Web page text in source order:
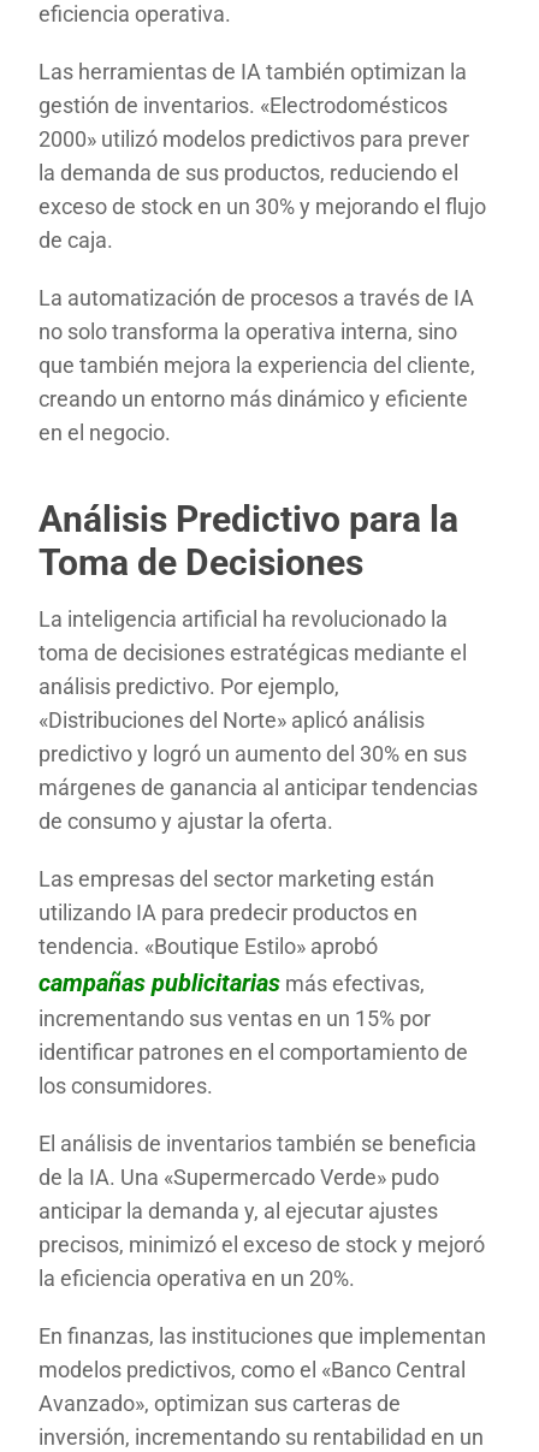
eficiencia operativa.
Las herramientas de IA también optimizan la
gestión de inventarios. «Electrodomésticos
2000» utilizó modelos predictivos para prever
la demanda de sus productos, reduciendo el
exceso de stock en un 30% y mejorando el flujo
de caja.
La automatización de procesos a través de IA
no solo transforma la operativa interna, sino
que también mejora la experiencia del cliente,
creando un entorno más dinámico y eficiente
en el negocio.
Análisis Predictivo para la
Toma de Decisiones
La inteligencia artificial ha revolucionado la
toma de decisiones estratégicas mediante el
análisis predictivo. Por ejemplo,
«Distribuciones del Norte» aplicó análisis
predictivo y logró un aumento del 30% en sus
márgenes de ganancia al anticipar tendencias
de consumo y ajustar la oferta.
Las empresas del sector marketing están
utilizando IA para predecir productos en
tendencia. «Boutique Estilo» aprobó
campañas publicitarias más efectivas,
incrementando sus ventas en un 15% por
identificar patrones en el comportamiento de
los consumidores.
El análisis de inventarios también se beneficia
de la IA. Una «Supermercado Verde» pudo
anticipar la demanda y, al ejecutar ajustes
precisos, minimizó el exceso de stock y mejoró
la eficiencia operativa en un 20%.
En finanzas, las instituciones que implementan
modelos predictivos, como el «Banco Central
Avanzado», optimizan sus carteras de
inversión, incrementando su rentabilidad en un